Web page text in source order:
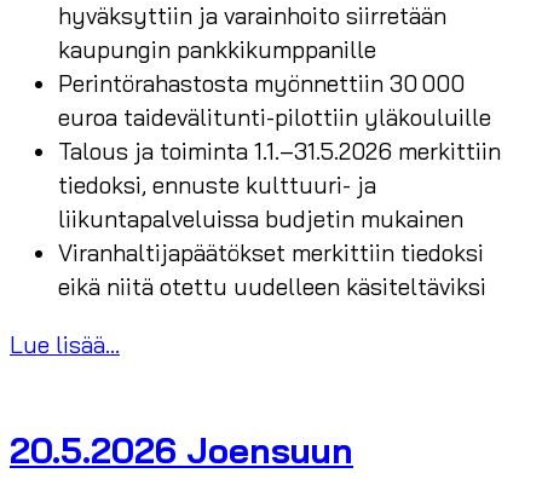
hyväksyttiin ja varainhoito siirretään
kaupungin pankkikumppanille
Perintörahastosta myönnettiin 30 000
euroa taidevälitunti-pilottiin yläkouluille
Talous ja toiminta 1.1.–31.5.2026 merkittiin
tiedoksi, ennuste kulttuuri- ja
liikuntapalveluissa budjetin mukainen
Viranhaltijapäätökset merkittiin tiedoksi
eikä niitä otettu uudelleen käsiteltäviksi
Lue lisää...
20.5.2026 Joensuun